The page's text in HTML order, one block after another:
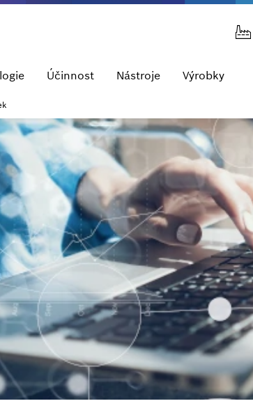
Účinnost Nástroje Výrobky